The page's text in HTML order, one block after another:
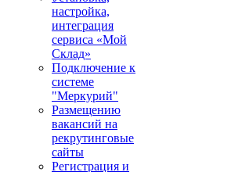
настройка,
интеграция
сервиса «Мой
Склад»
Подключение к
системе
"Меркурий"
Размещению
вакансий на
рекрутинговые
сайты
Регистрация и